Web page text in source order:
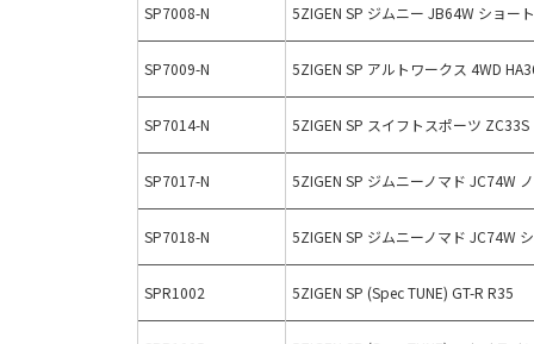
SP7008-N 5ZIGEN SP ジムニー JB64W ショー
SP7009-N 5ZIGEN SP アルトワークス 4WD
SP7014-N 5ZIGEN SP スイフトスポーツ ZC33S
SP7017-N 5ZIGEN SP ジムニーノマド JC74W
SP7018-N 5ZIGEN SP ジムニーノマド JC74W
SPR1002 5ZIGEN SP (Spec TUNE) GT-R R35